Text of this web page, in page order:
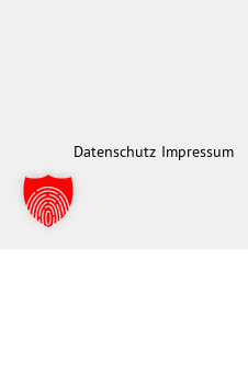
Datenschutz Impressum